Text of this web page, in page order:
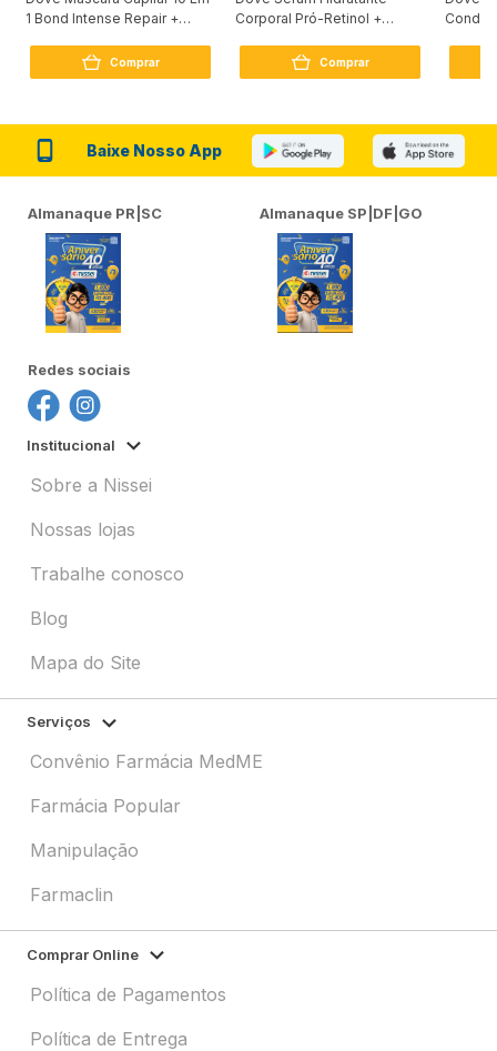
1 Bond Intense Repair +
Comprar
Corporal Pró-Retinol +
Comprar
Baixe Nosso App
Almanaque PR|SC Almanaque SP|DF|GO
Redes sociais
Institucional
Sobre a Nissei
Nossas lojas
Trabalhe conosco
Blog
Mapa do Site
Serviços
Convênio Farmácia MedME
Farmácia Popular
Manipulação
Farmaclin
Comprar Online
Política de Pagamentos
Política de Entrega